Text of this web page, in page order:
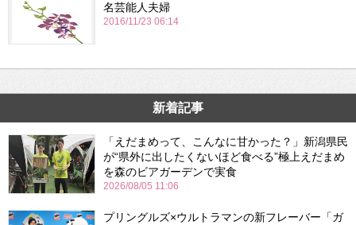
名芸能人夫婦
2016/11/23 06:14
新着記事
「えだまめって、こんなに甘かった？」新潟県民
が“県外に出したくないほど食べる”極上えだまめ
を森のビアガーデンで実食
2026/08/05 11:06
プリングルズ×ウルトラマンの新フレーバー「ガ